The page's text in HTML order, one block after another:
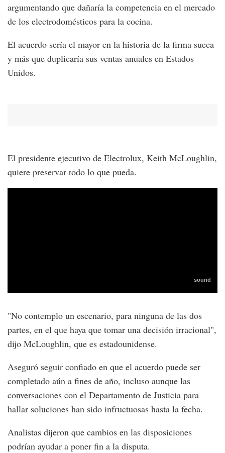
argumentando que dañaría la competencia en el mercado
de los electrodomésticos para la cocina.
El acuerdo sería el mayor en la historia de la firma sueca
y más que duplicaría sus ventas anuales en Estados
Unidos.
El presidente ejecutivo de Electrolux, Keith McLoughlin,
quiere preservar todo lo que pueda.
"No contemplo un escenario, para ninguna de las dos
partes, en el que haya que tomar una decisión irracional",
dijo McLoughlin, que es estadounidense.
Aseguró seguir confiado en que el acuerdo puede ser
completado aún a fines de año, incluso aunque las
conversaciones con el Departamento de Justicia para
hallar soluciones han sido infructuosas hasta la fecha.
Analistas dijeron que cambios en las disposiciones
podrían ayudar a poner fin a la disputa.